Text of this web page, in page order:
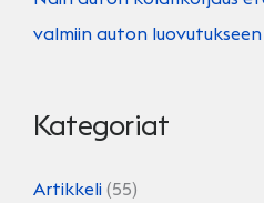
valmiin auton luovutukseen
Kategoriat
Artikkeli (55)